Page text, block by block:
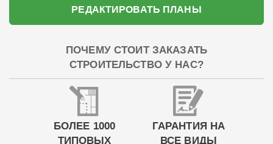
РЕДАКТИРОВАТЬ ПЛАНЫ
ПОЧЕМУ СТОИТ ЗАКАЗАТЬ
СТРОИТЕЛЬСТВО У НАС?
БОЛЕЕ 1000
ГАРАНТИЯ НА